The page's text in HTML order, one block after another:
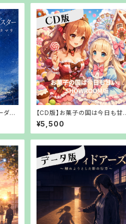
ダス
ズ
【CD版】お菓子の国は今日も甘
い。SHOWROOM版【郵送でお渡
し】
¥5,500